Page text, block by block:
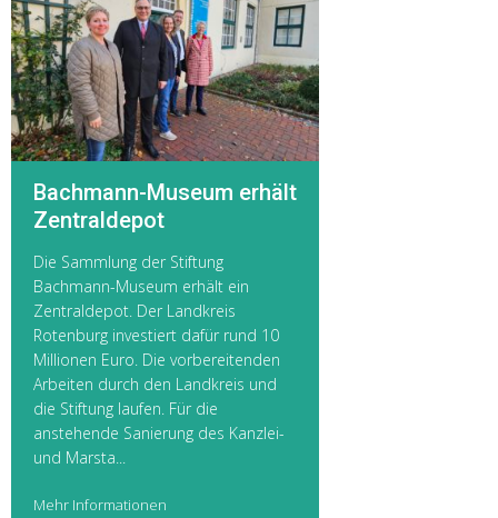
Bachmann-Museum erhält
Zentraldepot
Die Sammlung der Stiftung
Bachmann-Museum erhält ein
Zentraldepot. Der Landkreis
Rotenburg investiert dafür rund 10
Millionen Euro. Die vorbereitenden
Arbeiten durch den Landkreis und
die Stiftung laufen. Für die
anstehende Sanierung des Kanzlei-
und Marsta...
Mehr Informationen